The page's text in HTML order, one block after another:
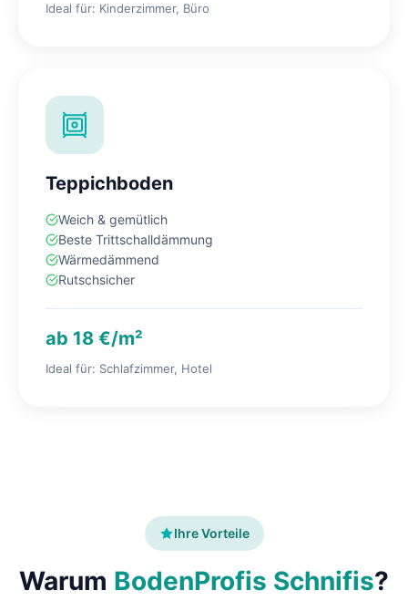
Ideal für: Kinderzimmer, Büro
Teppichboden
Weich & gemütlich
Beste Trittschalldämmung
Wärmedämmend
Rutschsicher
ab 18 €/m²
Ideal für: Schlafzimmer, Hotel
Ihre Vorteile
Warum BodenProfis Schnifis?